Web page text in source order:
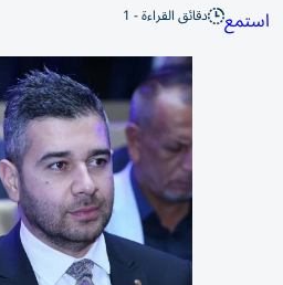
استمع دقائق القراءة - 1